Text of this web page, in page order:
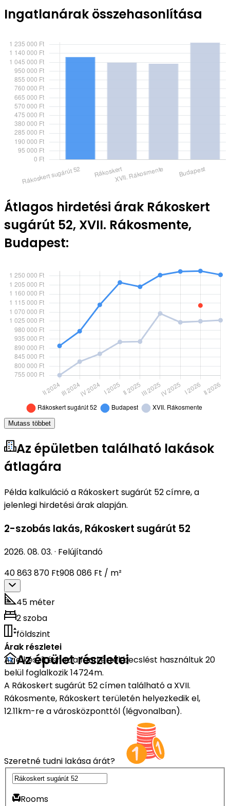
Ingatlanárak összehasonlítása
Átlagos hirdetési árak Rákoskert
sugárút 52, XVII. Rákosmente,
Budapest:
Mutass többet
Az épületben található lakások
átlagára
Példa kalkuláció a Rákoskert sugárút 52 címre, a
jelenlegi hirdetési árak alapján.
2-szobás lakás, Rákoskert sugárút 52
2026. 08. 03. · Felújítandó
40 863 870 Ft908 086 Ft / m²
45 méter
2 szoba
földszint
Árak részletei
Az elkészítéshez a fenti értékbecslést használtuk 20
belül foglalkozik 14724m.
Az épület részletei
A Rákoskert sugárút 52 címen található a XVII.
Rákosmente, Rákoskert területén helyezkedik el,
12.11km-re a városközponttól (légvonalban).
Szeretné tudni lakása árát?
Rooms